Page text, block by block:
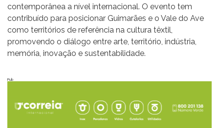
contemporânea a nível internacional. O evento tem
contribuído para posicionar Guimarães e o Vale do Ave
como territórios de referência na cultura têxtil,
promovendo o diálogo entre arte, território, indústria,
memória, inovação e sustentabilidade.
Pub